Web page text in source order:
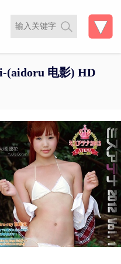
(aidoru 电影) HD